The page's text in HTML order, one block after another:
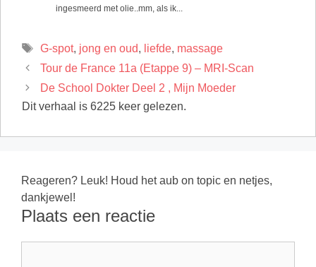
ingesmeerd met olie..mm, als ik...
Tags
G-spot, jong en oud, liefde, massage
Tour de France 11a (Etappe 9) – MRI-Scan
De School Dokter Deel 2 , Mijn Moeder
Dit verhaal is 6225 keer gelezen.
Reageren? Leuk! Houd het aub on topic en netjes,
dankjewel!
Plaats een reactie